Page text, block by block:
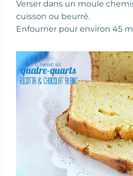
Verser dans un moule
cuisson ou beurré.
Enfourner pour environ 45